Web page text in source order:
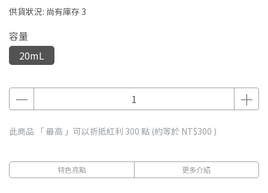
供貨狀況: 尚有庫存 3
容量
20mL
此商品 「 最高 」可以折抵紅利 300 點 (約等於 NT$300 )
特色亮點 更多介紹